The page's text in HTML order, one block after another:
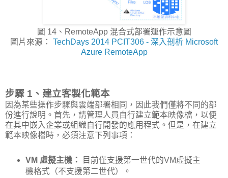
圖 14、RemoteApp 混合式部署運作示意圖
圖片來源： TechDays 2014 PCIT306 - 深入剖析 Microsoft
Azure RemoteApp
步驟 1、建立客製化範本
因為某些操作步驟與雲端部署相同，因此我們僅將不同的部
份進行說明。首先，請管理人員自行建立範本映像檔，以便
在其中嵌入企業或組織自行開發的應用程式。但是，在建立
範本映像檔時，必須注意下列事項：
VM 虛擬主機：
目前僅支援第一世代的VM虛擬主
機格式（不支援第二世代）。